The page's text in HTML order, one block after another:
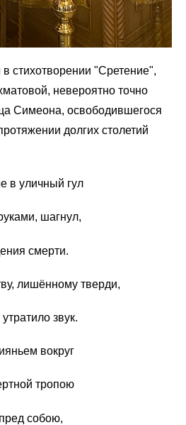
стихотворении "Сретение",
невероятно точно
Симеона, освободившегося
долгих столетий
в уличный гул
шагнул,
смерти.
лишённому тверди,
звук.
вокруг
тропою
собою,